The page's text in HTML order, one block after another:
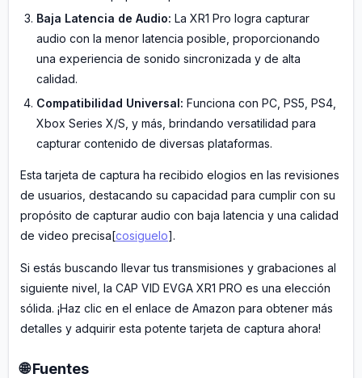
Baja Latencia de Audio: La XR1 Pro logra capturar
audio con la menor latencia posible, proporcionando
una experiencia de sonido sincronizada y de alta
calidad.
Compatibilidad Universal: Funciona con PC, PS5, PS4,
Xbox Series X/S, y más, brindando versatilidad para
capturar contenido de diversas plataformas.
Esta tarjeta de captura ha recibido elogios en las revisiones
de usuarios, destacando su capacidad para cumplir con su
propósito de capturar audio con baja latencia y una calidad
de video precisa[cosiguelo].
Si estás buscando llevar tus transmisiones y grabaciones al
siguiente nivel, la CAP VID EVGA XR1 PRO es una elección
sólida. ¡Haz clic en el enlace de Amazon para obtener más
detalles y adquirir esta potente tarjeta de captura ahora!
🌐 Fuentes